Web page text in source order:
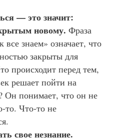
— это значит:
новому. Фраза
знаем» означает, что
закрыты для
происходит перед тем,
решает пойти на
Он понимает, что он не
то. Что-то не
свое незнание.